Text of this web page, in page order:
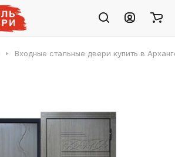
Входные стальные двери купить в